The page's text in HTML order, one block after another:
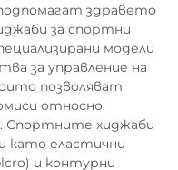
здравето
за спортни
модели
за управление на
позволяват
относно
Спортните хиджаби
като еластични
и контурни